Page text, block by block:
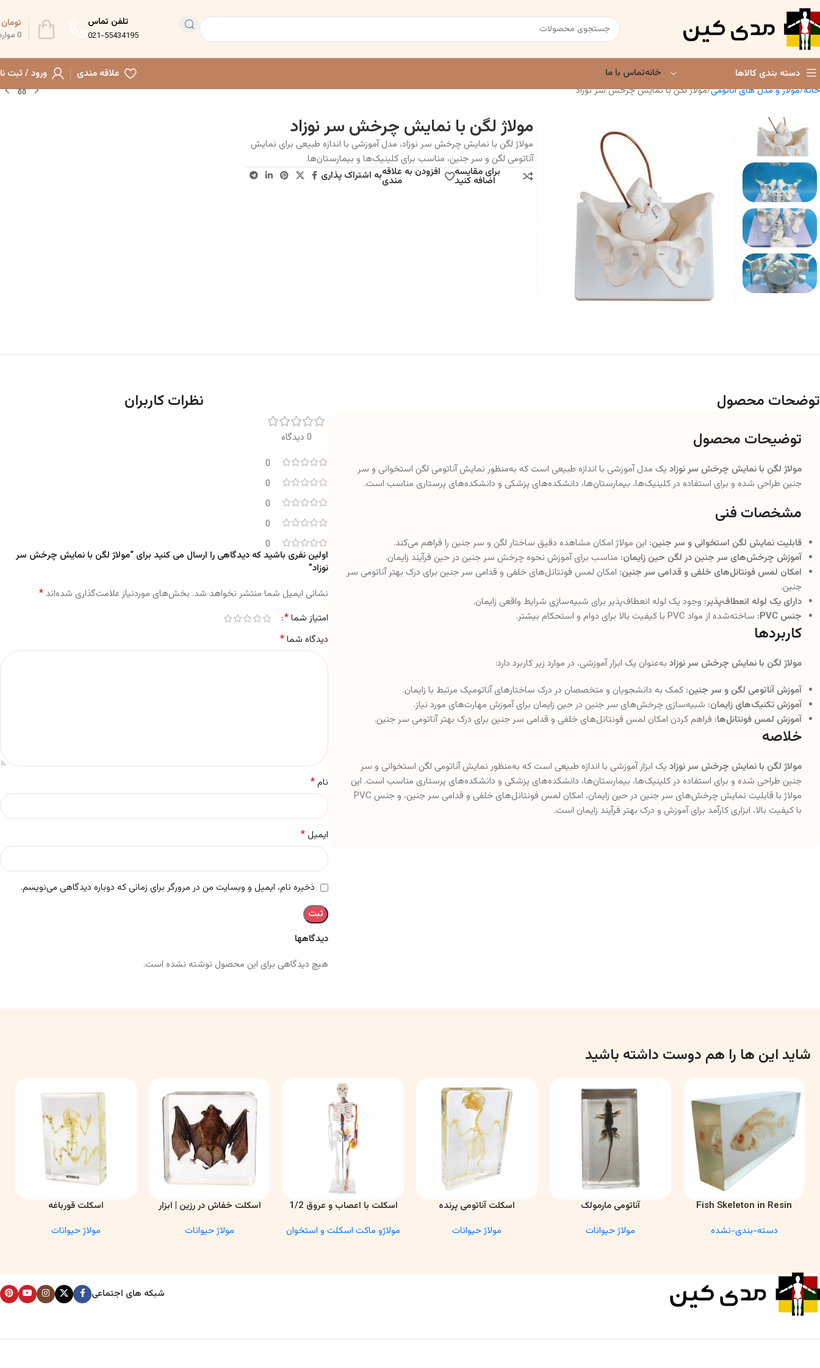
تلفن تماس
021-55434195
0
تومان
دسته بندی کالاها خانهتماس با ما علاقه مندی
ورود / ثبت
خانه مولاژ و مدل های آناتومی مولاژ لگن با نمایش چرخش سر نوزاد
مولاژ لگن با نمایش چرخش سر نوزاد
مولاژ لگن با نمایش چرخش سر نوزاد، مدل آموزشی با اندازه طبیعی برای نمایش
آناتومی لگن و سر جنین، مناسب برای کلینیک‌ها و بیمارستان‌ها.
برای مقایسه
اضافه کنید
افزودن به علاقه
مندیبه اشتراک پذاری
توضحات محصول
توضیحات محصول
مولاژ لگن با نمایش چرخش سر نوزاد یک مدل آموزشی با اندازه طبیعی است که به‌منظور نمایش آناتومی لگن استخوانی و سر
جنین طراحی شده و برای استفاده در کلینیک‌ها، بیمارستان‌ها، دانشکده‌های پزشکی و دانشکده‌های پرستاری مناسب است.
مشخصات فنی
قابلیت نمایش لگن استخوانی و سر جنین: این مولاژ امکان مشاهده دقیق ساختار لگن و سر جنین را فراهم می‌کند.
آموزش چرخش‌های سر جنین در لگن حین زایمان: مناسب برای آموزش نحوه چرخش سر جنین در حین فرآیند زایمان.
امکان لمس فونتانل‌های خلفی و قدامی سر جنین: امکان لمس فونتانل‌های خلفی و قدامی سر جنین برای درک بهتر آناتومی سر
جنین.
دارای یک لوله انعطاف‌پذیر: وجود یک لوله انعطاف‌پذیر برای شبیه‌سازی شرایط واقعی زایمان.
جنس PVC:
ساخته‌شده از مواد PVC با کیفیت بالا برای دوام و استحکام بیشتر.
کاربردها
مولاژ لگن با نمایش چرخش سر نوزاد به‌عنوان یک ابزار آموزشی، در موارد زیر کاربرد دارد:
آموزش آناتومی لگن و سر جنین: کمک به دانشجویان و متخصصان در درک ساختارهای آناتومیک مرتبط با زایمان.
آموزش تکنیک‌های زایمان: شبیه‌سازی چرخش‌های سر جنین در حین زایمان برای آموزش مهارت‌های مورد نیاز.
آموزش لمس فونتانل‌ها: فراهم کردن امکان لمس فونتانل‌های خلفی و قدامی سر جنین برای درک بهتر آناتومی سر جنین.
خلاصه
مولاژ لگن با نمایش چرخش سر نوزاد یک ابزار آموزشی با اندازه طبیعی است که به‌منظور نمایش آناتومی لگن استخوانی و سر
جنین طراحی شده و برای استفاده در کلینیک‌ها، بیمارستان‌ها، دانشکده‌های پزشکی و دانشکده‌های پرستاری مناسب است. این
مولاژ با قابلیت نمایش چرخش‌های سر جنین در حین زایمان، امکان لمس فونتانل‌های خلفی و قدامی سر جنین، و جنس PVC
با کیفیت بالا، ابزاری کارآمد برای آموزش و درک بهتر فرآیند زایمان است.
نظرات کاربران
0 دیدگاه
0
0
0
0
0
دیدگاهها
هیچ دیدگاهی برای این محصول نوشته نشده است.
اولین نفری باشید که دیدگاهی را ارسال می کنید برای “مولاژ لگن با نمایش چرخش سر
نوزاد”
نشانی ایمیل شما منتشر نخواهد شد. بخش‌های موردنیاز علامت‌گذاری شده‌اند*
امتیاز شما*
دیدگاه شما*
نام*
ایمیل*
ذخیره نام، ایمیل و وبسایت من در مرورگر برای زمانی که دوباره دیدگاهی می‌نویسم.
شاید این ها را هم دوست داشته باشید
اطلاعات بیشتر
Fish Skeleton in Resin
Anatomy Specimen
دسته-بندی-نشده
اطلاعات بیشترآناتومی مارمولک
مولاژ حیوانات
اطلاعات بیشتر
اسکلت آناتومی پرنده
مولاژ حیوانات
اطلاعات بیشتر
اسکلت با اعصاب و عروق 1/2
مولاژو ماکت اسکلت و استخوان
اطلاعات بیشتر
اسکلت خفاش در رزین | ابزار
مولاژ حیوانات
اطلاعات بیشتراسکلت قورباغه
مولاژ حیوانات
شبکه های اجتماعی